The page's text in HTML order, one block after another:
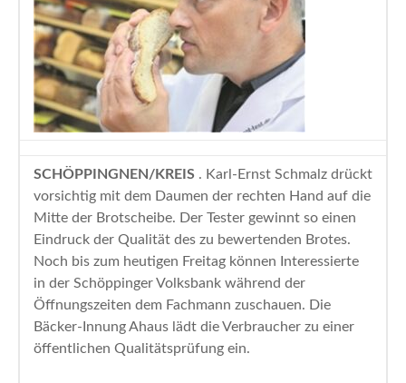
SCHÖPPINGNEN/KREIS . Karl-Ernst Schmalz drückt
vorsichtig mit dem Daumen der rechten Hand auf die
Mitte der Brotscheibe. Der Tester gewinnt so einen
Eindruck der Qualität des zu bewertenden Brotes.
Noch bis zum heutigen Freitag können Interessierte
in der Schöppinger Volksbank während der
Öffnungszeiten dem Fachmann zuschauen. Die
Bäcker-Innung Ahaus lädt die Verbraucher zu einer
öffentlichen Qualitätsprüfung ein.